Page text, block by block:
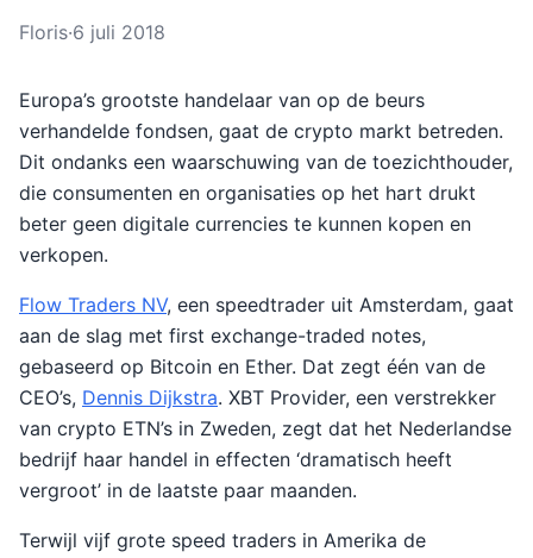
Floris·6 juli 2018
Europa’s grootste handelaar van op de beurs
verhandelde fondsen, gaat de crypto markt betreden.
Dit ondanks een waarschuwing van de toezichthouder,
die consumenten en organisaties op het hart drukt
beter geen digitale currencies te kunnen kopen en
verkopen.
Flow Traders NV, een speedtrader uit Amsterdam, gaat
aan de slag met first exchange-traded notes,
gebaseerd op Bitcoin en Ether. Dat zegt één van de
CEO’s, Dennis Dijkstra. XBT Provider, een verstrekker
van crypto ETN’s in Zweden, zegt dat het Nederlandse
bedrijf haar handel in effecten ‘dramatisch heeft
vergroot’ in de laatste paar maanden.
Terwijl vijf grote speed traders in Amerika de